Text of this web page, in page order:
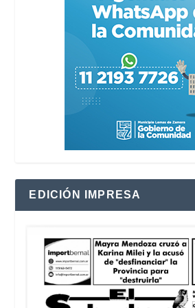
EDICIÓN IMPRESA